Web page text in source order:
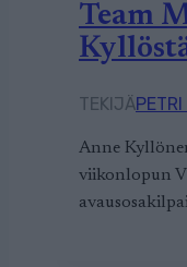
Team
TEKIJÄPETRI
Anne
viikonlopun